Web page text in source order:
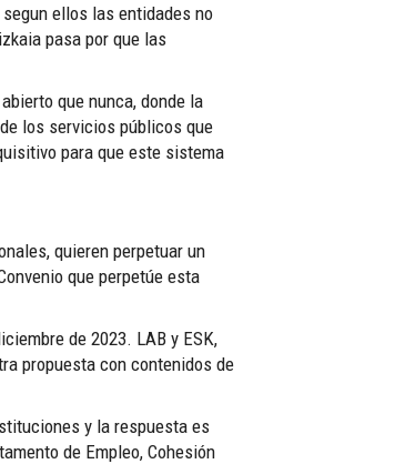
ellos las entidades no
pasa por que las
que nunca, donde la
los servicios públicos que
para que este sistema
quieren perpetuar un
que perpetúe esta
de 2023. LAB y ESK,
propuesta con contenidos de
y la respuesta es
de Empleo, Cohesión